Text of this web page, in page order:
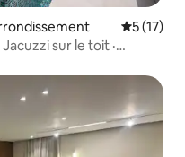
5 (17)
sur le toit ·
appréciés